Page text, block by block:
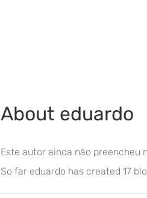
About eduardo
Este autor ainda não preencheu
So far eduardo has created 17